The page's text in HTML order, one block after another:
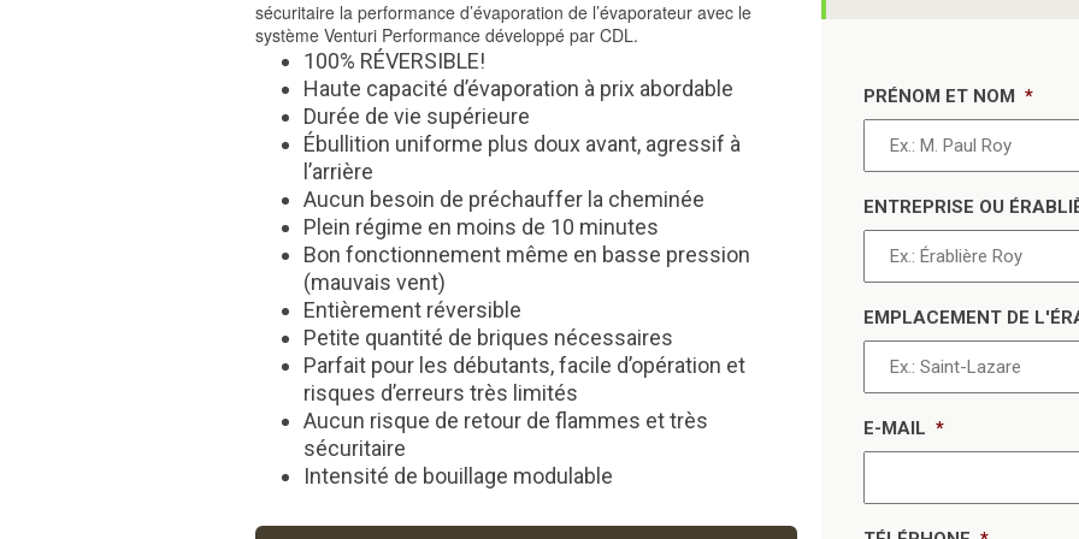
sécuritaire la performance d’évaporation de l’évaporateur avec le
système Venturi Performance développé par CDL.
100% RÉVERSIBLE!
Haute capacité d’évaporation à prix abordable
Durée de vie supérieure
Ébullition uniforme plus doux avant, agressif à
l’arrière
Aucun besoin de préchauffer la cheminée
Plein régime en moins de 10 minutes
Bon fonctionnement même en basse pression
(mauvais vent)
Entièrement réversible
Petite quantité de briques nécessaires
Parfait pour les débutants, facile d’opération et
risques d’erreurs très limités
Aucun risque de retour de flammes et très
sécuritaire
Intensité de bouillage modulable
PRÉNOM ET NOM *
ENTREPRISE OU
EMPLACEMENT DE
E-MAIL *